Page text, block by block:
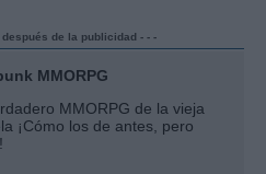
de la publicidad - - -
MMORPG
MMORPG de la vieja
¡Cómo los de antes, pero